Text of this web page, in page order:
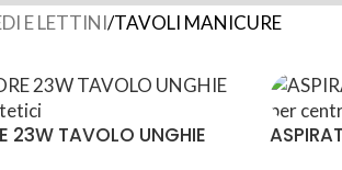
E LETTINI TAVOLI MANICURE
23W TAVOLO UNGHIE